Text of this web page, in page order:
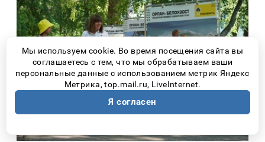
Мы используем cookie. Во время посещения сайта вы
соглашаетесь с тем, что мы обрабатываем ваши
персональные данные с использованием метрик Яндекс
Метрика, top.mail.ru, LiveInternet.
Я согласен